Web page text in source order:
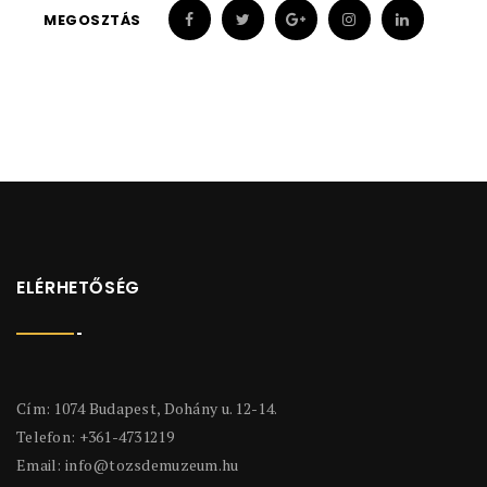
MEGOSZTÁS
ELÉRHETŐSÉG
Cím: 1074 Budapest, Dohány u. 12-14.
Telefon: +361-4731219
Email: info@tozsdemuzeum.hu